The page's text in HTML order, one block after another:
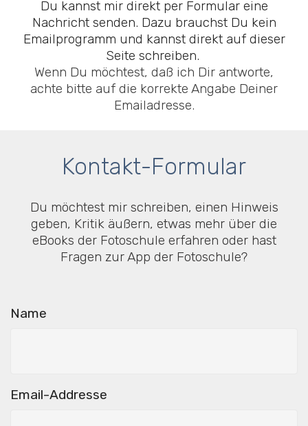
Du kannst mir direkt per Formular eine
Nachricht senden. Dazu brauchst Du kein
Emailprogramm und kannst direkt auf dieser
Seite schreiben.
Wenn Du möchtest, daß ich Dir antworte,
achte bitte auf die korrekte Angabe Deiner
Emailadresse.
Kontakt-Formular
Du möchtest mir schreiben, einen Hinweis
geben, Kritik äußern, etwas mehr über die
eBooks der Fotoschule erfahren oder hast
Fragen zur App der Fotoschule?
Name
Email-Addresse